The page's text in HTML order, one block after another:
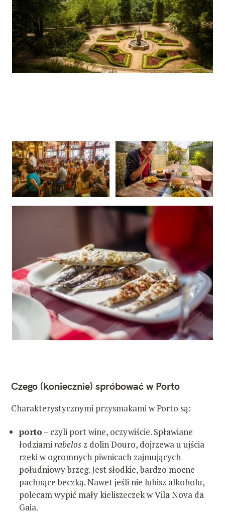
Czego (koniecznie) spróbować w Porto
Charakterystycznymi przysmakami w Porto są:
porto – czyli port wine, oczywiście. Spławiane
łodziamirabelosz dolin Douro, dojrzewa u ujścia
rzeki w ogromnych piwnicach zajmujących
południowy brzeg. Jest słodkie, bardzo mocne
pachnące beczką. Nawet jeśli nie lubisz alkoholu,
polecam wypić mały kieliszeczek w Vila Nova da
Gaia.